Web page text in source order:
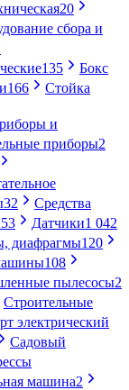
20
сбора и
135
Бокс
166
Стойка
и
приборы2
32
Средства
Датчики1 042
диафрагмы120
108
пылесосы2
Строительные
электрический
Садовый
машина2